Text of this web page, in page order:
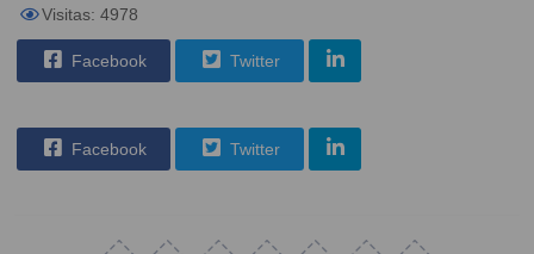
Visitas: 4978
Facebook Twitter
Facebook Twitter